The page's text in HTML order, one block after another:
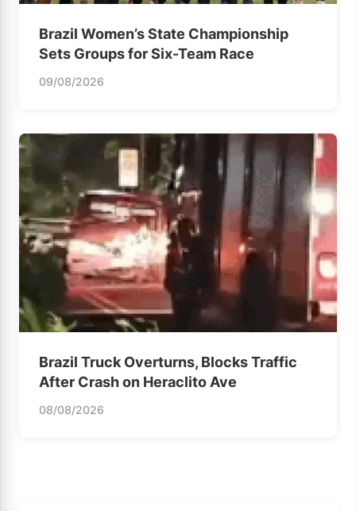
Brazil Women’s State Championship
Sets Groups for Six-Team Race
09/08/2026
Brazil Truck Overturns, Blocks Traffic
After Crash on Heraclito Ave
08/08/2026